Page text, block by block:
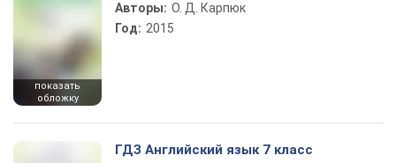
показать
обложку
Авторы: О. Д. Карпюк
Год: 2015
ГДЗ Английский язык 7 класс